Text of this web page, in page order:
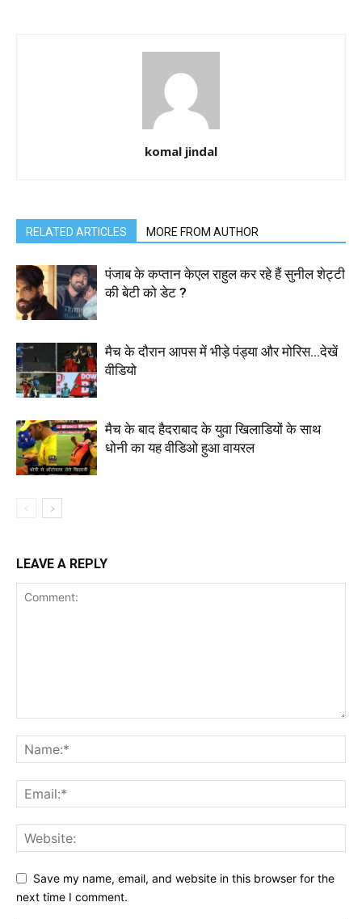
komal jindal
RELATED ARTICLES MORE FROM AUTHOR
पंजाब के कप्तान केएल राहुल कर रहे हैं सुनील शेट्टी
की बेटी को डेट ?
मैच के दौरान आपस में भीड़े पंड्या और मोरिस…देखें
वीडियो
मैच के बाद हैदराबाद के युवा खिलाडियों के साथ
धोनी का यह वीडिओ हुआ वायरल
LEAVE A REPLY
Save my name, email, and website in this browser for the
next time I comment.